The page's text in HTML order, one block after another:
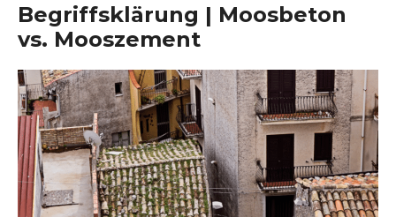
Begriffsklärung | Moosbeton
vs. Mooszement